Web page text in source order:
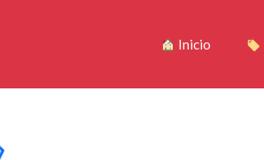
Inicio